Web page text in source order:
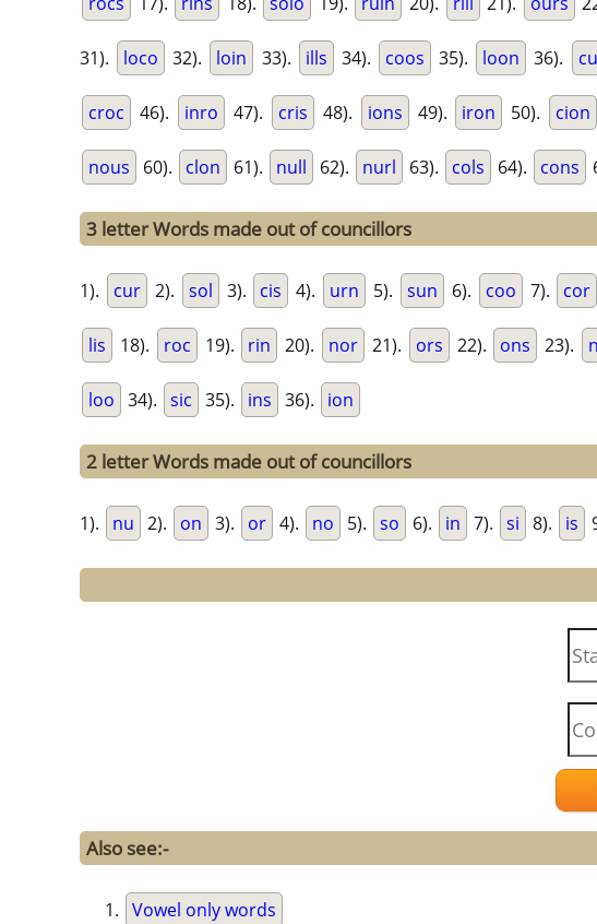
31). loco 32). loin 33). ills 34). coos 35). loon 36).
croc 46). inro 47). cris 48). ions 49). iron 50). cion
nous 60). clon 61). null 62). nurl 63). cols 64). cons
3 letter Words made out of councillors
1). cur 2). sol 3). cis 4). urn 5). sun 6). coo 7). cor
lis 18). roc 19). rin 20). nor 21). ors 22). ons 23).
loo 34). sic 35). ins 36). ion
2 letter Words made out of councillors
1). nu 2). on 3). or 4). no 5). so 6). in 7). si 8). is
Also see:-
Vowel only words